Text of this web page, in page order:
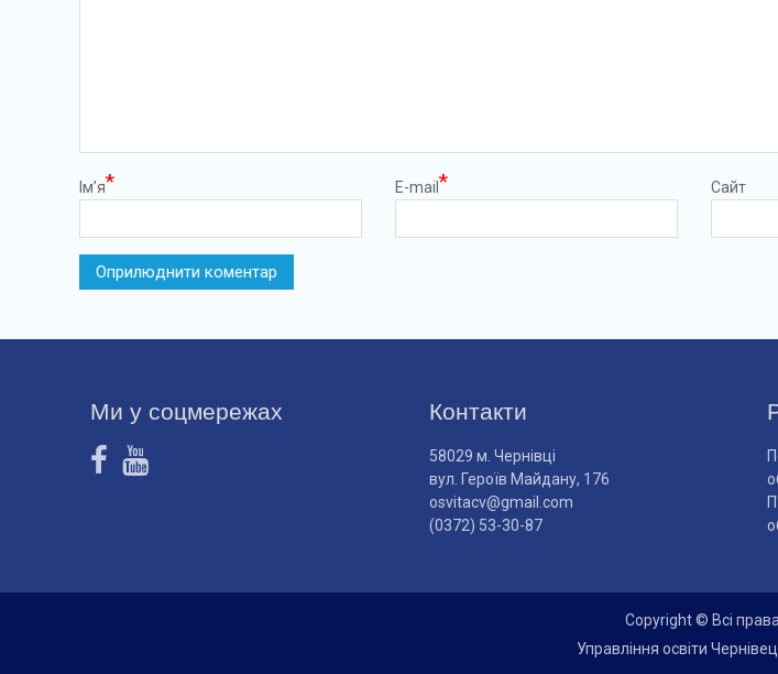
Ім’я* E-mail * Сайт
Ми у соцмережах Контакти
58029 м. Чернівці
вул. Героїв Майдану, 176
osvitacv@gmail.com
(0372) 53-30-87
Copyright © Всі
Управління освіти